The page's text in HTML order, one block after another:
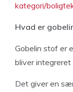
kategori/
Hvad er
Gobelin stof er
bliver
Det giver en